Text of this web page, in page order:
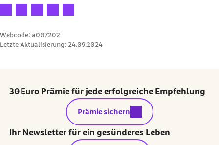
Ihre Bewertung: 1 Stern
Ihre Bewertung: 2 Sterne
Ihre Bewertung: 3 Sterne
Ihre Bewertung: 4 Sterne
Ihre Bewertung: 5 Sterne
Webcode: a007202
Letzte Aktualisierung: 24.09.2024
30 Euro Prämie für jede erfolgreiche Empfehlung
externer Link:
Prämie sichern
Ihr Newsletter für ein gesünderes Leben